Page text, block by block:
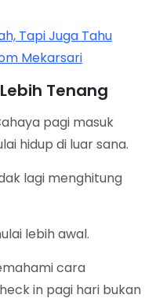
Tapi Juga Tahu
Mekarsari
Tenang
pagi masuk
hidup di luar sana.
lagi menghitung
lebih awal.
cara
in pagi hari bukan